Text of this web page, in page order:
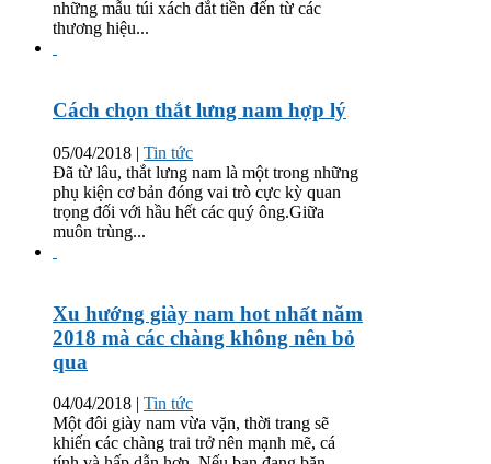
những mẫu túi xách đắt tiền đến từ các
thương hiệu...
Cách chọn thắt lưng nam hợp lý
05/04/2018 | Tin tức
Đã từ lâu, thắt lưng nam là một trong những
phụ kiện cơ bản đóng vai trò cực kỳ quan
trọng đối với hầu hết các quý ông.Giữa
muôn trùng...
Xu hướng giày nam hot nhất năm
2018 mà các chàng không nên bỏ
qua
04/04/2018 | Tin tức
Một đôi giày nam vừa vặn, thời trang sẽ
khiến các chàng trai trở nên mạnh mẽ, cá